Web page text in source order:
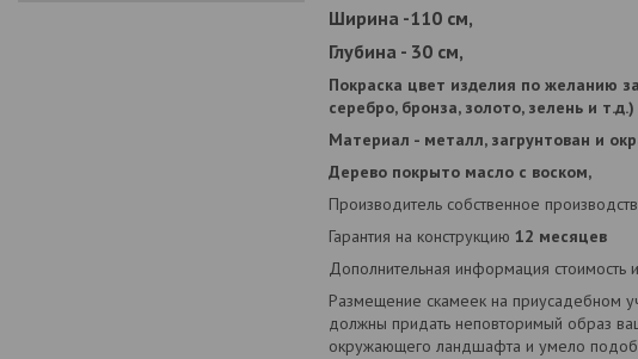
Ширина -110 см,
Глубина - 30 см,
Покраска цвет изделия по желанию
серебро, бронза, золото, зелень и т.д.)
Материал - металл, загрунтован и
Дерево покрыто масло с воском,
Производитель собственное
Гарантия на конструкцию 12 месяцев
Дополнительная информация стоимость
Размещение скамеек на приусадебном
должны придать неповторимый образ
окружающего ландшафта и умело